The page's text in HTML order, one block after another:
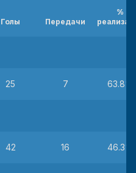
Голы Передачи
%
25 7 63.8%
42 16 46.3%